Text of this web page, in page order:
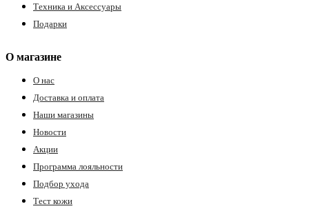
Техника и Аксессуары
Подарки
О магазине
О нас
Доставка и оплата
Наши магазины
Новости
Акции
Программа лояльности
Подбор ухода
Тест кожи